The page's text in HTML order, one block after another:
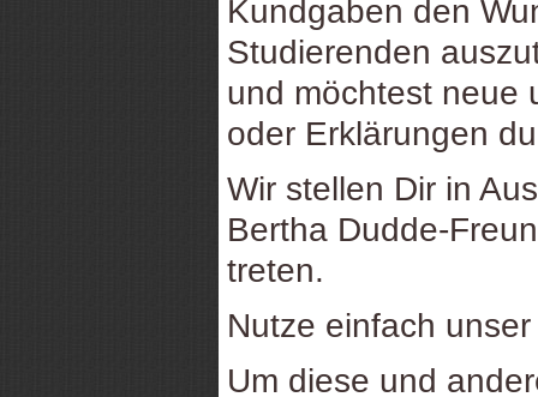
Kundgaben den
Studierenden
und möchtest neue
oder Erklärungen
Wir stellen Dir in
Bertha Dudde-
treten.
Nutze einfach
Um diese und